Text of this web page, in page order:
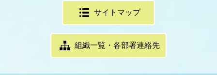
サイトマップ
組織一覧・各部署連絡先